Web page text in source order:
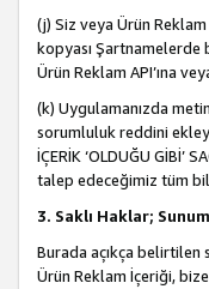
(j) Siz veya Ürün
kopyası Şartnamelerde
Ürün Reklam API’ına
(k) Uygulamanızda
sorumluluk reddini
İÇERİK ‘OLDUĞU GİBİ’
talep edeceğimiz tüm
3. Saklı Haklar;
Burada açıkça belirtilen
Ürün Reklam İçeriği,